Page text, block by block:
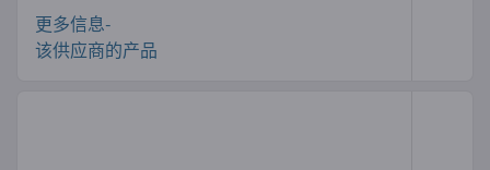
更多信息-
该供应商的产品